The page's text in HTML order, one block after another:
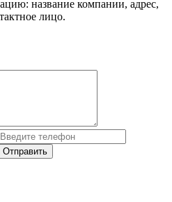
название компании, адрес,
лицо.